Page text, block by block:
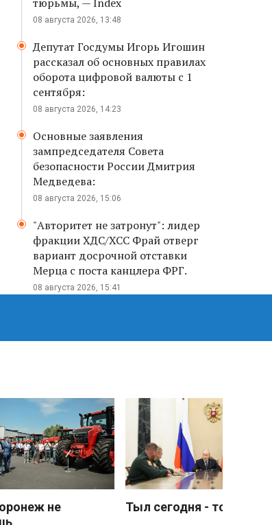
08 августа 2026, 13:48
Депутат Госдумы Игорь Игошин
рассказал об основных правилах
оборота цифровой валюты с 1
сентября:
08 августа 2026, 14:23
Основные заявления
зампредседателя Совета
безопасности России Дмитрия
Медведева:
08 августа 2026, 15:06
"Авторитет не затронут": лидер
фракции ХДС/ХСС Фрай отверг
вариант досрочной отставки
Мерца с поста канцлера ФРГ.
08 августа 2026, 15:41
не
Тыл сегодня - тоже